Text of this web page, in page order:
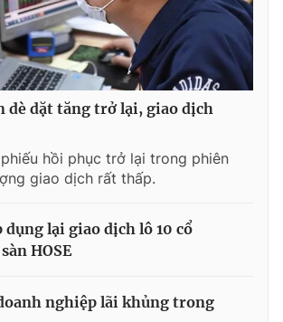
dè dặt tăng trở lại, giao dịch
hồi phục trở lại trong phiên
giao dịch rất thấp.
dụng lại giao dịch lô 10 cổ
HOSE
nghiệp lãi khủng trong